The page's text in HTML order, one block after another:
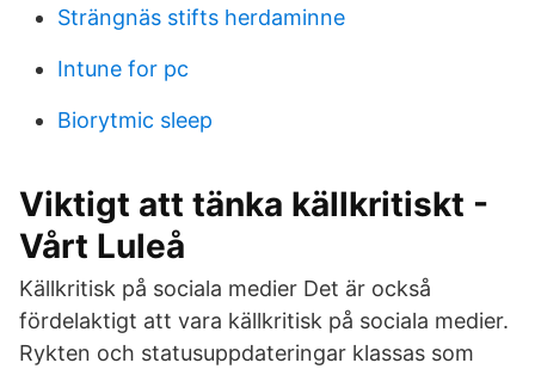
Strängnäs stifts herdaminne
Intune for pc
Biorytmic sleep
Viktigt att tänka källkritiskt -
Vårt Luleå
Källkritisk på sociala medier Det är också
fördelaktigt att vara källkritisk på sociala medier.
Rykten och statusuppdateringar klassas som